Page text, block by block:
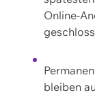
Online-
bleiben